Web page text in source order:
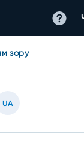
зору
UA